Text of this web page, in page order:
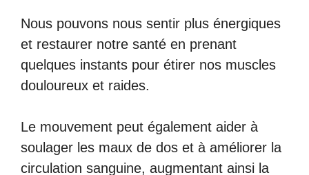
Nous pouvons nous sentir plus énergiques
et restaurer notre santé en prenant
quelques instants pour étirer nos muscles
douloureux et raides.
Le mouvement peut également aider à
soulager les maux de dos et à améliorer la
circulation sanguine, augmentant ainsi la